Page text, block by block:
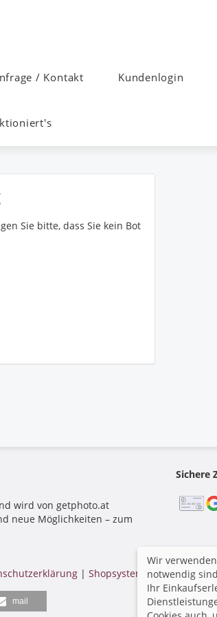
/ Kontakt Kundenlogin
Sie bitte, dass Sie kein Bot
wird von getphoto.at
neue Möglichkeiten – zum
Sichere
| Shopsystem von GotPhoto |
mail
Wir
notwendig
Ihr